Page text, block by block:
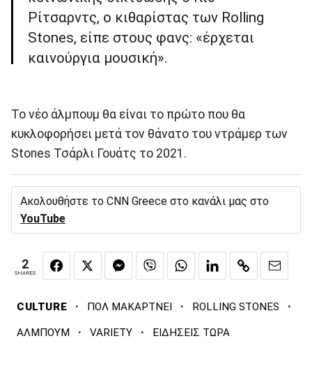
Ρίτσαρντς, ο κιθαρίστας των Rolling
Stones, είπε στους φανς: «έρχεται
καινούργια μουσική».
Το νέο άλμπουμ θα είναι το πρώτο που θα
κυκλοφορήσει μετά τον θάνατο του ντράμερ των
Stones Τσάρλι Γουάτς το 2021.
Ακολουθήστε το CNN Greece στο κανάλι μας στο
YouTube
2
SHARES
CULTURE · ΠΟΛ ΜΑΚΑΡΤΝΕΙ · ROLLING STONES ·
ΑΛΜΠΟΥΜ · VARIETY · ΕΙΔΗΣΕΙΣ ΤΩΡΑ